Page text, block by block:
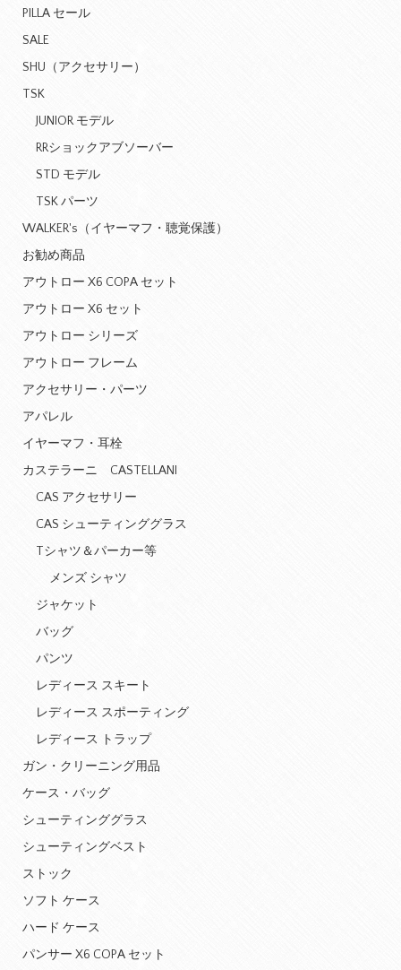
PILLA セール
SALE
SHU（アクセサリー）
TSK
JUNIOR モデル
RRショックアブソーバー
STD モデル
TSK パーツ
WALKER's（イヤーマフ・聴覚保護）
お勧め商品
アウトロー X6 COPA セット
アウトロー X6 セット
アウトロー シリーズ
アウトロー フレーム
アクセサリー・パーツ
アパレル
イヤーマフ・耳栓
カステラーニ CASTELLANI
CAS アクセサリー
CAS シューティンググラス
Tシャツ＆パーカー等
メンズ シャツ
ジャケット
バッグ
パンツ
レディース スキート
レディース スポーティング
レディース トラップ
ガン・クリーニング用品
ケース・バッグ
シューティンググラス
シューティングベスト
ストック
ソフト ケース
ハード ケース
パンサー X6 COPA セット